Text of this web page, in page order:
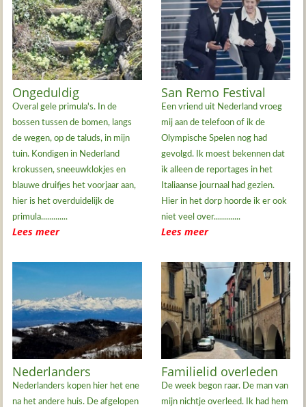
Ongeduldig
Overal gele primula's. In de
bossen tussen de bomen, langs
de wegen, op de taluds, in mijn
tuin. Kondigen in Nederland
krokussen, sneeuwklokjes en
blauwe druifjes het voorjaar aan,
hier is het overduidelijk de
primula.............
Lees meer
San Remo Festival
Een vriend uit Nederland vroeg
mij aan de telefoon of ik de
Olympische Spelen nog had
gevolgd. Ik moest bekennen dat
ik alleen de reportages in het
Italiaanse journaal had gezien.
Hier in het dorp hoorde ik er ook
niet veel over.............
Lees meer
Nederlanders
Nederlanders kopen hier het ene
na het andere huis. De afgelopen
Familielid overleden
De week begon raar. De man van
mijn nichtje overleed. Ik had hem